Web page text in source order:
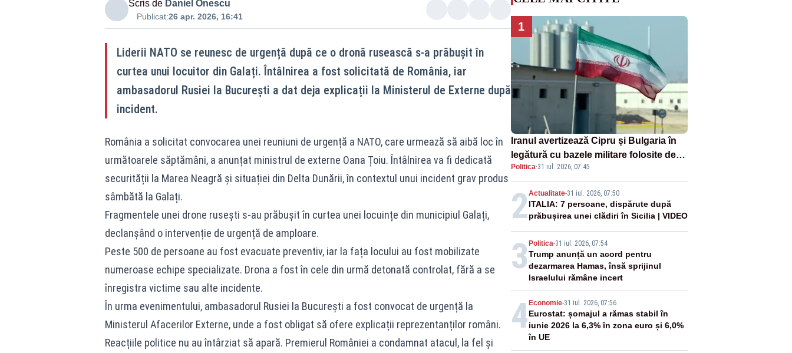
Scris de Daniel Onescu
Publicat:26 apr. 2026, 16:41
Liderii NATO se reunesc de urgență după ce o dronă rusească s-a prăbușit în
curtea unui locuitor din Galați. Întâlnirea a fost solicitată de România, iar
ambasadorul Rusiei la București a dat deja explicații la Ministerul de Externe după
incident.
România a solicitat convocarea unei reuniuni de urgență a NATO, care urmează să aibă loc în
următoarele săptămâni, a anunțat ministrul de externe Oana Țoiu. Întâlnirea va fi dedicată
securității la Marea Neagră și situației din Delta Dunării, în contextul unui incident grav produs
sâmbătă la Galați.
Fragmentele unei drone rusești s-au prăbușit în curtea unei locuințe din municipiul Galați,
declanșând o intervenție de urgență de amploare.
Peste 500 de persoane au fost evacuate preventiv, iar la fața locului au fost mobilizate
numeroase echipe specializate. Drona a fost în cele din urmă detonată controlat, fără a se
înregistra victime sau alte incidente.
În urma evenimentului, ambasadorul Rusiei la București a fost convocat de urgență la
Ministerul Afacerilor Externe, unde a fost obligat să ofere explicații reprezentanților români.
Reacțiile politice nu au întârziat să apară. Premierul României a condamnat atacul, la fel și
1
Iranul avertizează Cipru și Bulgaria în
legătură cu bazele militare folosite de
SUA
Politica·31 iul. 2026, 07:45
2Actualitate-31 iul. 2026, 07:50
ITALIA: 7 persoane, dispărute după
prăbușirea unei clădiri în Sicilia | VIDEO
3 Politica-31 iul. 2026, 07:54
Trump anunță un acord pentru
dezarmarea Hamas, însă sprijinul
Israelului rămâne incert
4Economie-31 iul. 2026, 07:56
Eurostat: șomajul a rămas stabil în
iunie 2026 la 6,3% în zona euro și 6,0%
în UE